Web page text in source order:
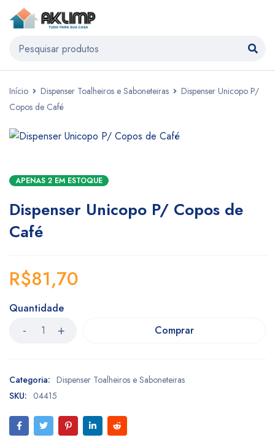
Início Dispenser Toalheiros e Saboneteiras
Dispenser Unicopo P/
Copos de Café
APENAS 2 EM ESTOQUE
Dispenser Unicopo P/ Copos de
Café
R$81,70
Quantidade
Comprar
Categoria: Dispenser Toalheiros e Saboneteiras
SKU: 04415